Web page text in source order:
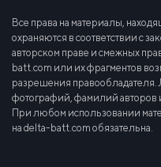
Все права на материалы,
охраняются в соответствии с
авторском праве и смежных
batt.com или их фрагментов
разрешения правообладателя.
фотографий, фамилий авторов
При любом использовании
на delta-batt.com обязательна.